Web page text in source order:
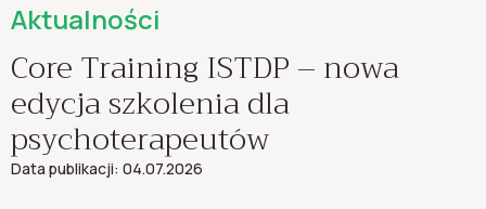
Aktualności
Core Training ISTDP – nowa
edycja szkolenia dla
psychoterapeutów
Data publikacji: 04.07.2026